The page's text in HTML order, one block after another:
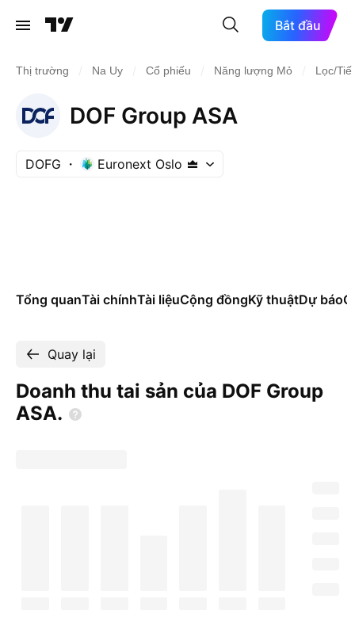
Bắt đầu
Thị trường Na Uy Cổ phiếu Năng lượng Mỏ Lọc/
DOF Group ASA
DOFG Euronext Oslo
Tổng quanTài chínhTài liệuCộng đồngKỹ thuậtDự báo
Quay lại
Doanh thu tai sản của DOF Group
ASA.